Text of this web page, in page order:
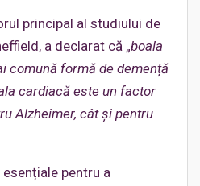
principal al studiului de
a declarat că „boala
comună formă de demență
cardiacă este un factor
Alzheimer, cât și pentru
pentru a